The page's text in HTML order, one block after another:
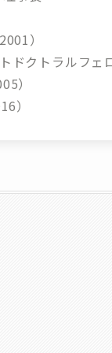
）
ドクトラルフェ
）
）